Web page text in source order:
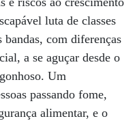
luta de classes
bandas, com diferenças
a se aguçar desde o
Um
passando fome,
alimentar, e o